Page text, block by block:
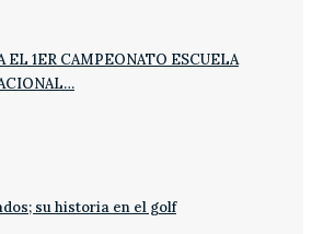
EL 1ER CAMPEONATO ESCUELA
su historia en el golf